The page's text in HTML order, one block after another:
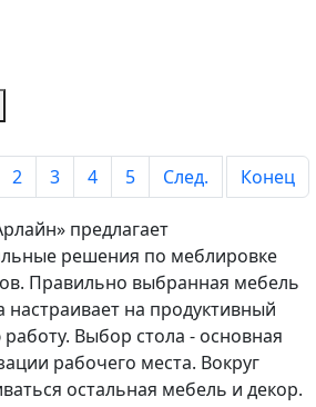
2 3 4 5 След. Конец
предлагает
решения по меблировке
Правильно выбранная мебель
настраивает на продуктивный
Выбор стола - основная
рабочего места. Вокруг
остальная мебель и декор.